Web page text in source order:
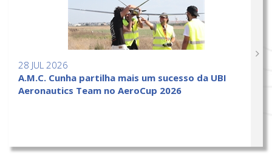
28 JUL 2026
A.M.C. Cunha partilha mais um sucesso da UBI
Aeronautics Team no AeroCup 2026